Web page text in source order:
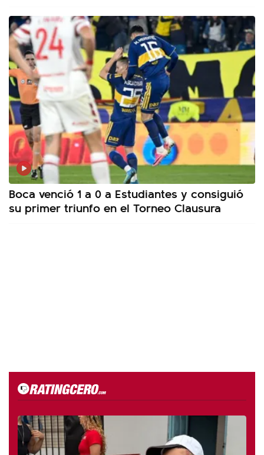
Boca venció 1 a 0 a Estudiantes y consiguió
su primer triunfo en el Torneo Clausura